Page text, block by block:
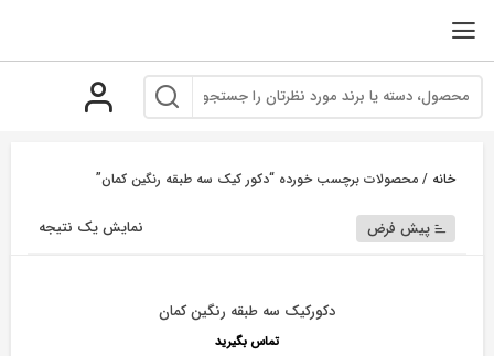
خانه / محصولات برچسب خورده “دکور کیک سه طبقه رنگین کمان”
نمایش یک نتیجه پیش فرض
دکورکیک سه طبقه رنگین کمان
تماس بگیرید